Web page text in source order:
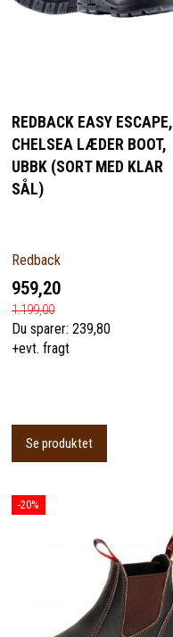
REDBACK EASY ESCAPE,
CHELSEA LÆDER BOOT,
UBBK (SORT MED KLAR
SÅL)
Redback
959,20
1.199,00
Du sparer: 239,80
+evt. fragt
Se produktet
-20%